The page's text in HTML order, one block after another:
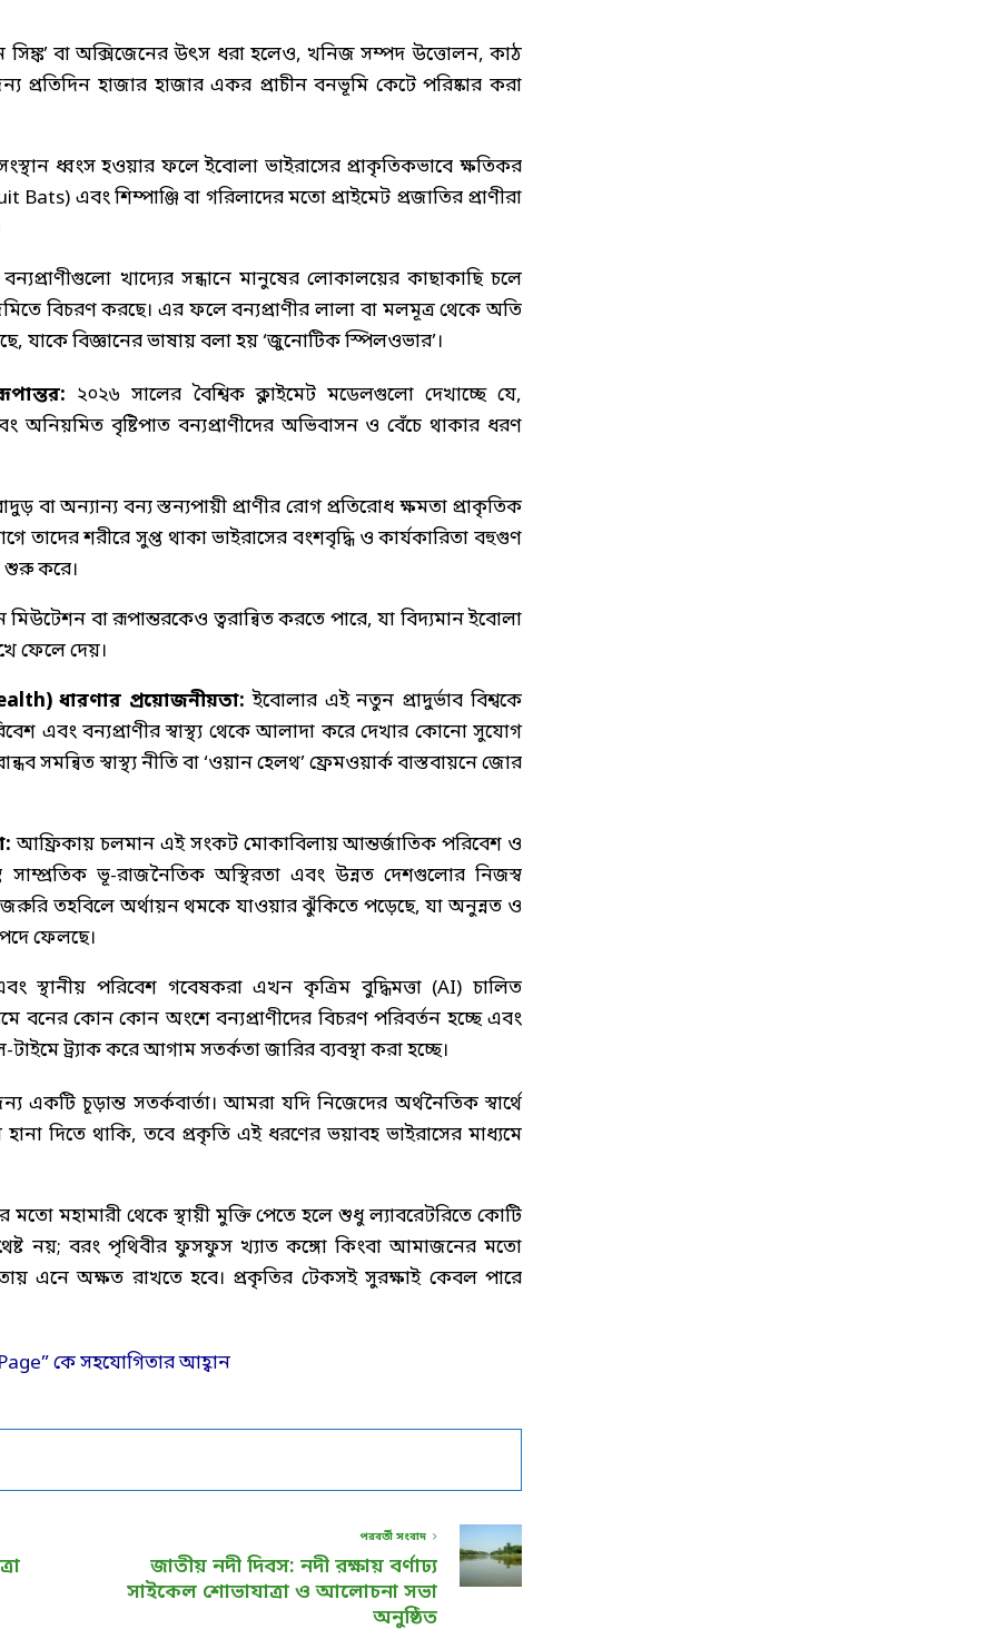
সিঙ্ক’ বা অক্সিজেনের উৎস ধরা হলেও, খনিজ সম্পদ উত্তোলন, কাঠ
প্রতিদিন হাজার হাজার একর প্রাচীন বনভূমি কেটে পরিষ্কার করা
ধ্বংস হওয়ার ফলে ইবোলা ভাইরাসের প্রাকৃতিকভাবে ক্ষতিকর
এবং শিম্পাঞ্জি বা গরিলাদের মতো প্রাইমেট প্রজাতির প্রাণীরা
বন্যপ্রাণীগুলো খাদ্যের সন্ধানে মানুষের লোকালয়ের কাছাকাছি চলে
বিচরণ করছে। এর ফলে বন্যপ্রাণীর লালা বা মলমূত্র থেকে অতি
যাকে বিজ্ঞানের ভাষায় বলা হয় ‘জুনোটিক স্পিলওভার’।
২০২৬ সালের বৈশ্বিক ক্লাইমেট মডেলগুলো দেখাচ্ছে যে,
অনিয়মিত বৃষ্টিপাত বন্যপ্রাণীদের অভিবাসন ও বেঁচে থাকার ধরণ
বা অন্যান্য বন্য স্তন্যপায়ী প্রাণীর রোগ প্রতিরোধ ক্ষমতা প্রাকৃতিক
তাদের শরীরে সুপ্ত থাকা ভাইরাসের বংশবৃদ্ধি ও কার্যকারিতা বহুগুণ
শুরু করে।
বা রূপান্তরকেও ত্বরান্বিত করতে পারে, যা বিদ্যমান ইবোলা
ফেলে দেয়।
ধারণার প্রয়োজনীয়তা: ইবোলার এই নতুন প্রাদুর্ভাব বিশ্বকে
এবং বন্যপ্রাণীর স্বাস্থ্য থেকে আলাদা করে দেখার কোনো সুযোগ
সমন্বিত স্বাস্থ্য নীতি বা ‘ওয়ান হেলথ’ ফ্রেমওয়ার্ক বাস্তবায়নে জোর
আফ্রিকায় চলমান এই সংকট মোকাবিলায় আন্তর্জাতিক পরিবেশ ও
সাম্প্রতিক ভূ-রাজনৈতিক অস্থিরতা এবং উন্নত দেশগুলোর নিজস্ব
তহবিলে অর্থায়ন থমকে যাওয়ার ঝুঁকিতে পড়েছে, যা অনুন্নত ও
ফেলছে।
স্থানীয় পরিবেশ গবেষকরা এখন কৃত্রিম বুদ্ধিমত্তা (AI) চালিত
বনের কোন কোন অংশে বন্যপ্রাণীদের বিচরণ পরিবর্তন হচ্ছে এবং
ট্র্যাক করে আগাম সতর্কতা জারির ব্যবস্থা করা হচ্ছে।
চূড়ান্ত সতর্কবার্তা। আমরা যদি নিজেদের অর্থনৈতিক স্বার্থে
দিতে থাকি, তবে প্রকৃতি এই ধরণের ভয়াবহ ভাইরাসের মাধ্যমে
মহামারী থেকে স্থায়ী মুক্তি পেতে হলে শুধু ল্যাবরেটরিতে কোটি
নয়; বরং পৃথিবীর ফুসফুস খ্যাত কঙ্গো কিংবা আমাজনের মতো
এনে অক্ষত রাখতে হবে। প্রকৃতির টেকসই সুরক্ষাই কেবল পারে
পরবর্তী সংবাদ
জাতীয় নদী দিবস: নদী রক্ষায় বর্ণাঢ্য
সাইকেল শোভাযাত্রা ও আলোচনা সভা
অনুষ্ঠিত